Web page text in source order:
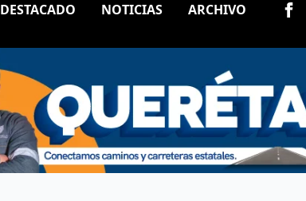
DESTACADO NOTICIAS ARCHIVO